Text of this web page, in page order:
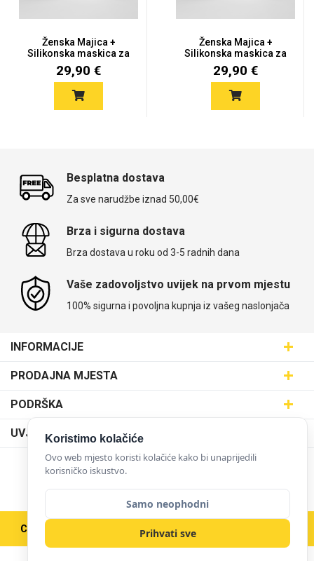
Ženska Majica +
Silikonska maskica za
mobitel...
29,90 €
Ženska Majica +
Silikonska maskica za
mobitel...
29,90 €
Besplatna dostava
Za sve narudžbe iznad 50,00€
Brza i sigurna dostava
Brza dostava u roku od 3-5 radnih dana
Vaše zadovoljstvo uvijek na prvom mjestu
100% sigurna i povoljna kupnja iz vašeg naslonjača
INFORMACIJE
SVIJET MASKICA d.o.o.
Aleja javora 13, 10000 Zagreb
prodaja@maskice.hr
PRODAJNA MJESTA
Poslovnica Trešnjevka
Poslovnica Dubrava
Poslovnica Kvatrić
Poslovnica Velika Gorica
Poslovnica Karlovac
Poslovnica Ilica
Poslovnica Križevci
PODRŠKA
Dostava
Karijera u maskice.hr
Postani partner
Zakupi franšizu
UVJETI KORIŠTENJA
Klub vjernosti
Obrazac za jednostrani raskid ugovora
Pravne napomene
Zaštita privatnosti
NAČINI PLAĆANJA
Copyright © 2026 Maskice.hr |
Koristimo kolačiće
Ovo web mjesto koristi kolačiće kako bi unaprijedili
korisničko iskustvo.
Samo neophodni
Prihvati sve